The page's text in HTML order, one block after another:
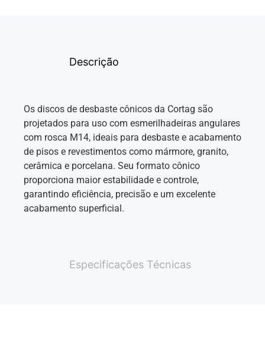
Descrição
Especificações Técnicas
Os discos de desbaste cônicos da Cortag são
projetados para uso com esmerilhadeiras angulares
com rosca M14, ideais para desbaste e acabamento
de pisos e revestimentos como mármore, granito,
cerâmica e porcelana. Seu formato cônico
proporciona maior estabilidade e controle,
garantindo eficiência, precisão e um excelente
acabamento superficial.